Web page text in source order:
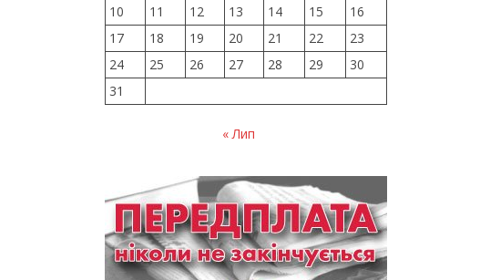
10
11 12 13 14 15
16
17
18 19 20 21 22
23
24
25 26 27 28 29
30
31
« Лип